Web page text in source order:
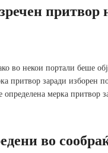
притвор
во некои портали беше
притвор заради изборен
определена мерка притвор
во